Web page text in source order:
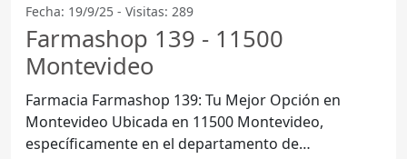
Fecha: 19/9/25 - Visitas: 289
Farmashop 139 - 11500
Montevideo
Farmacia Farmashop 139: Tu Mejor Opción en
Montevideo Ubicada en 11500 Montevideo,
específicamente en el departamento de